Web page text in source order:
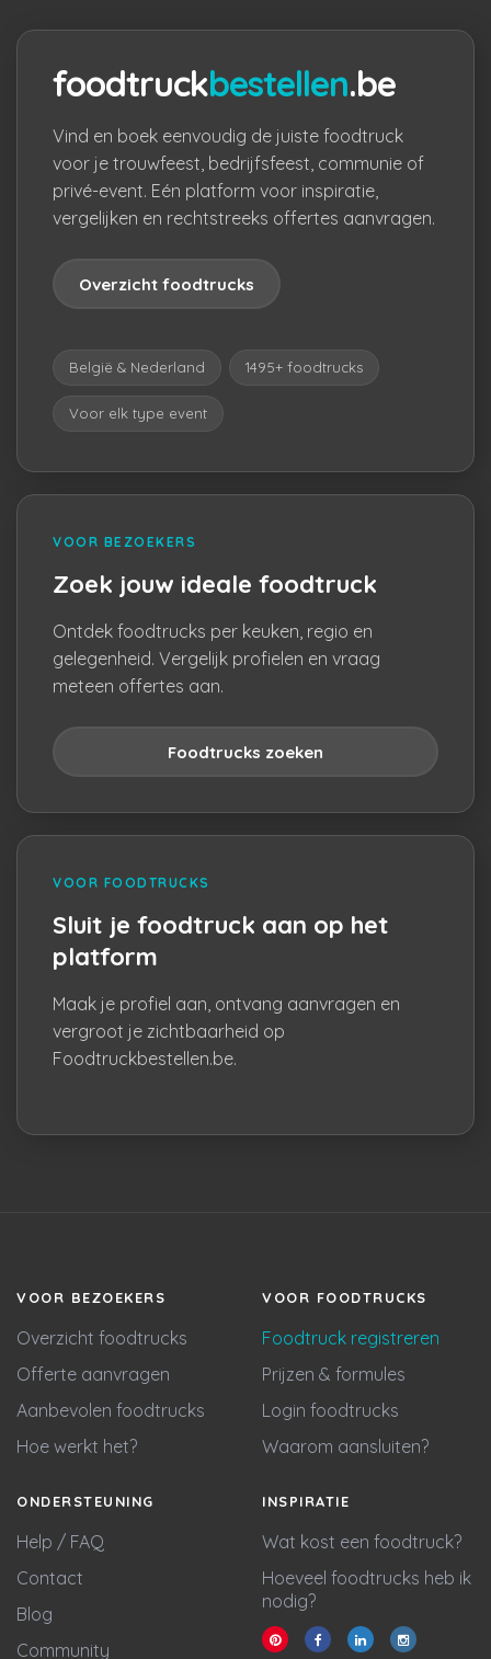
foodtruckbestellen.be
Vind en boek eenvoudig de juiste foodtruck
voor je trouwfeest, bedrijfsfeest, communie of
privé-event. Eén platform voor inspiratie,
vergelijken en rechtstreeks offertes aanvragen.
Overzicht foodtrucks
België & Nederland 1495+ foodtrucks
Voor elk type event
VOOR BEZOEKERS
Zoek jouw ideale foodtruck
Ontdek foodtrucks per keuken, regio en
gelegenheid. Vergelijk profielen en vraag
meteen offertes aan.
Foodtrucks zoeken
VOOR FOODTRUCKS
Sluit je foodtruck aan op het
platform
Maak je profiel aan, ontvang aanvragen en
vergroot je zichtbaarheid op
Foodtruckbestellen.be.
VOOR BEZOEKERS
Overzicht foodtrucks
Offerte aanvragen
Aanbevolen foodtrucks
Hoe werkt het?
VOOR FOODTRUCKS
Foodtruck registreren
Prijzen & formules
Login foodtrucks
Waarom aansluiten?
ONDERSTEUNING
Help / FAQ
Contact
Blog
Community
INSPIRATIE
Wat kost een foodtruck?
Hoeveel foodtrucks heb ik
nodig?